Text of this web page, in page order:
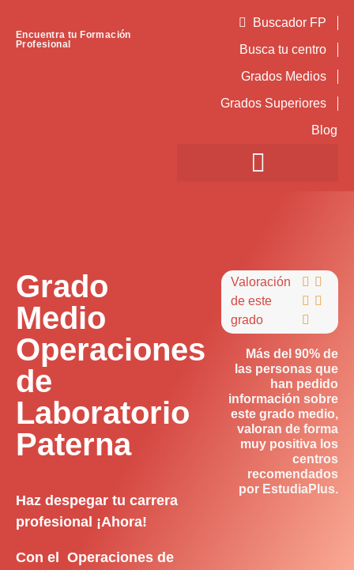
Encuentra tu Formación
Profesional
Buscador FP
Busca tu centro
Grados Medios
Grados Superiores
Blog
Grado
Medio
Operaciones
de
Laboratorio
Paterna
Haz despegar tu carrera
profesional ¡Ahora!
Con el Operaciones de
Valoración
de este
grado
 
 

Más del 90% de
las personas que
han pedido
información sobre
este grado medio,
valoran de forma
muy positiva los
centros
recomendados
por EstudiaPlus.